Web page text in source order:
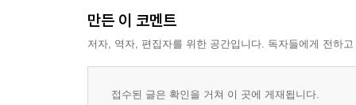
만든 이 코멘트
저자, 역자, 편집자를 위한 공간입니다. 독자들에게 전하
접수된 글은 확인을 거쳐 이 곳에 게재됩니다.